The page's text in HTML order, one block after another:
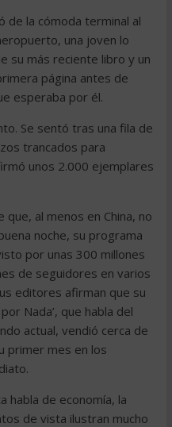
de la cómoda terminal al
una joven lo
su más reciente libro y un
página antes de
esperaba por él.
Se sentó tras una fila de
trancados para
unos 2.000 ejemplares
que, al menos en China, no
noche, su programa
por unas 300 millones
de seguidores en varios
editores afirman que su
Nada’, que habla del
actual, vendió cerca de
primer mes en los
habla de economía, la
de vista ilustran mucho